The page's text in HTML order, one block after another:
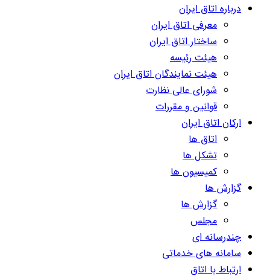
درباره اتاق ایران
معرفی اتاق ایران
ساختار اتاق ایران
هیئت رئیسه
هیئت نمایندگان اتاق ایران
شورای عالی نظارت
قوانین و مقررات
ارکان اتاق ایران
اتاق ها
تشکل ها
کمیسیون ها
گزارش ها
گزارش ها
مجلس
چندرسانه ای
سامانه های خدماتی
ارتباط با اتاق